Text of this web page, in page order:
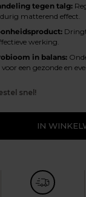
tegen talg:
matterend effect.
werking.
in balans:
een gezonde en
snel!
IN